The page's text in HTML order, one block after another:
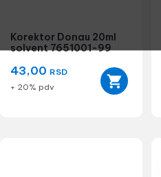
Korektor Donau 20ml
solvent 7651001-99
43,00 RSD
+ 20% pdv